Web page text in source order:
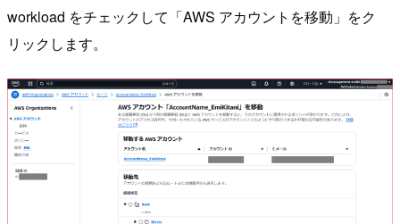
workload をチェックして「AWS アカウントを移動」をク
リックします。